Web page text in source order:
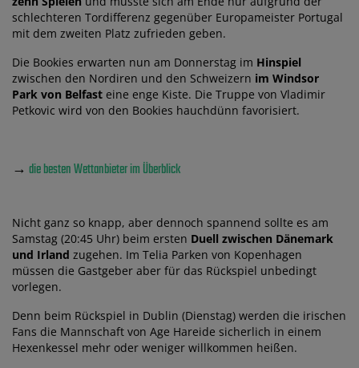
schlechteren Tordifferenz gegenüber Europameister Portugal
mit dem zweiten Platz zufrieden geben.
Die Bookies erwarten nun am Donnerstag im Hinspiel
zwischen den Nordiren und den Schweizern im Windsor
Park von Belfast eine enge Kiste. Die Truppe von Vladimir
Petkovic wird von den Bookies hauchdünn favorisiert.
→ die besten Wettanbieter im Überblick
Nicht ganz so knapp, aber dennoch spannend sollte es am
Samstag (20:45 Uhr) beim ersten Duell zwischen Dänemark
und Irland zugehen. Im Telia Parken von Kopenhagen
müssen die Gastgeber aber für das Rückspiel unbedingt
vorlegen.
Denn beim Rückspiel in Dublin (Dienstag) werden die irischen
Fans die Mannschaft von Age Hareide sicherlich in einem
Hexenkessel mehr oder weniger willkommen heißen.